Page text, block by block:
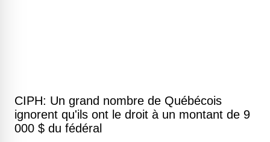
CIPH: Un grand nombre de Québécois
ignorent qu'ils ont le droit à un montant de 9
000 $ du fédéral